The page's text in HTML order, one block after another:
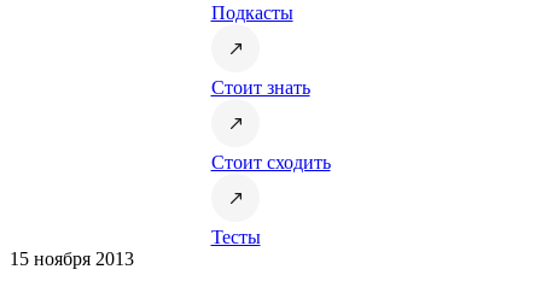
Подкасты
Стоит знать
Стоит сходить
Тесты
15 ноября 2013